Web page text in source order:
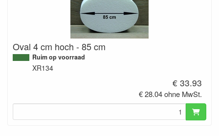
Oval 4 cm hoch - 85 cm
Ruim op voorraad
XR134
€ 33.93
€ 28.04 ohne MwSt.